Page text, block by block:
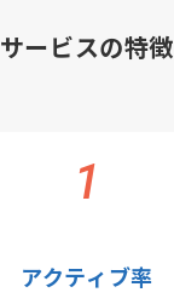
サービスの特徴
1
アクティブ率